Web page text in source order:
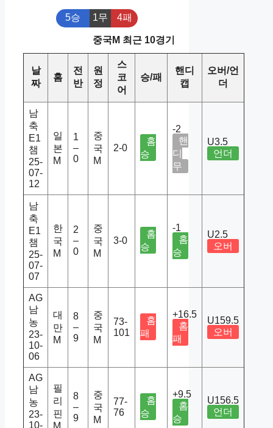
5승 1무 4패
중국M 최근 10경기
날
짜
홈
전
반
원
정
스
코
어
승/패
핸디
캡
오버/언
더
남
축
E1
챔
25-
07-
12
일
본
M
1
–
0
중
국
M
2-0
홈
승
-2
핸
디
무
U3.5
언더
남
축
E1
챔
25-
07-
07
한
국
M
2
–
0
중
국
M
3-0
홈
승
-1
홈
승
U2.5
오버
AG
남
농
23-
10-
06
대
만
M
8
–
9
중
국
M
73-
101
홈
패
+16.5
홈
패
U159.5
오버
AG
남
농
23-
10-
필
리
핀
M
8
–
9
중
국
M
77-
76
홈
승
+9.5
홈
승
U156.5
언더